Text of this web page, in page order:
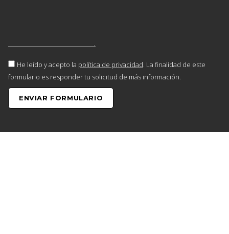
He leído y acepto la política de privacidad. La finalidad de este
formulario es responder tu solicitud de más información.
ENVIAR FORMULARIO